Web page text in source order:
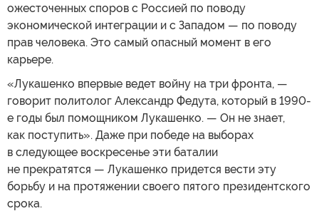
ожесточенных споров с Россией по поводу
экономической интеграции и с Западом — по поводу
прав человека. Это самый опасный момент в его
карьере.
«Лукашенко впервые ведет войну на три фронта, —
говорит политолог Александр Федута, который в 1990-
е годы был помощником Лукашенко. — Он не знает,
как поступить». Даже при победе на выборах
в следующее воскресенье эти баталии
не прекратятся — Лукашенко придется вести эту
борьбу и на протяжении своего пятого президентского
срока.